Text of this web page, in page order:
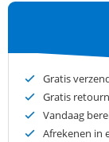
Gratis
Gratis
Vandaag
Afrekenen in